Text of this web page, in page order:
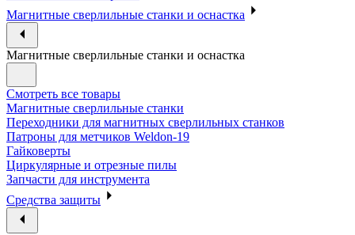
Магнитные сверлильные станки и оснастка
Магнитные сверлильные станки и оснастка
Смотреть все товары
Магнитные сверлильные станки
Переходники для магнитных сверлильных станков
Патроны для метчиков Weldon-19
Гайковерты
Циркулярные и отрезные пилы
Запчасти для инструмента
Средства защиты